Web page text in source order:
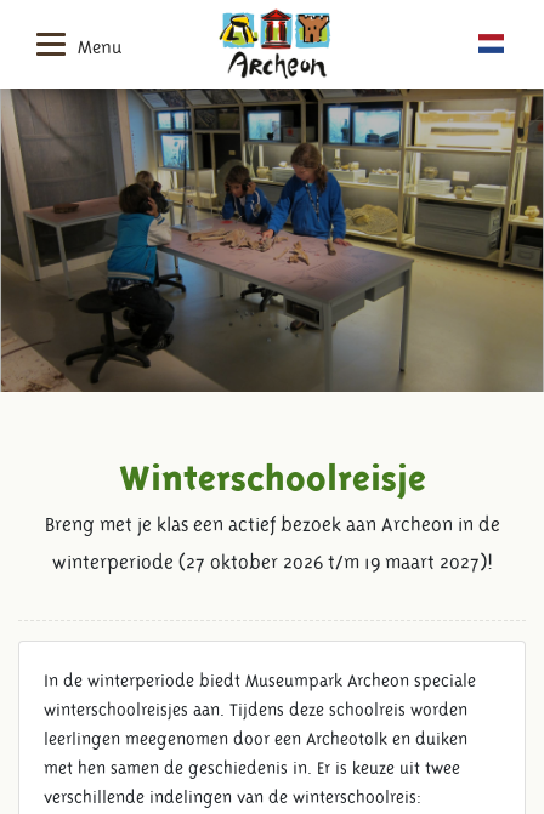
Menu
Winterschoolreisje
Breng met je klas een actief bezoek aan Archeon in de
winterperiode (27 oktober 2026 t/m 19 maart 2027)!
In de winterperiode biedt Museumpark Archeon speciale
winterschoolreisjes aan. Tijdens deze schoolreis worden
leerlingen meegenomen door een Archeotolk en duiken
met hen samen de geschiedenis in. Er is keuze uit twee
verschillende indelingen van de winterschoolreis: